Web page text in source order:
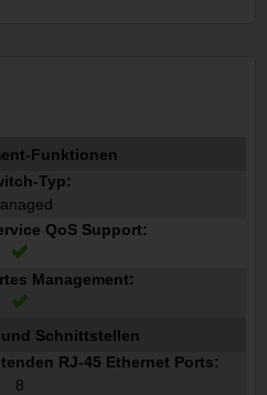
Funktionen
Typ:
QoS Support:
Management:
Schnittstellen
RJ-45 Ethernet Ports:
8